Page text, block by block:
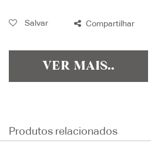
Salvar Compartilhar
VER MAIS..
Produtos relacionados